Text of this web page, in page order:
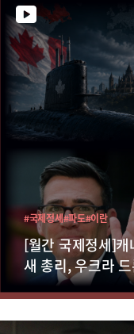
[월간 국제정세]
새 총리, 우크라
#국제정세#파도#이란